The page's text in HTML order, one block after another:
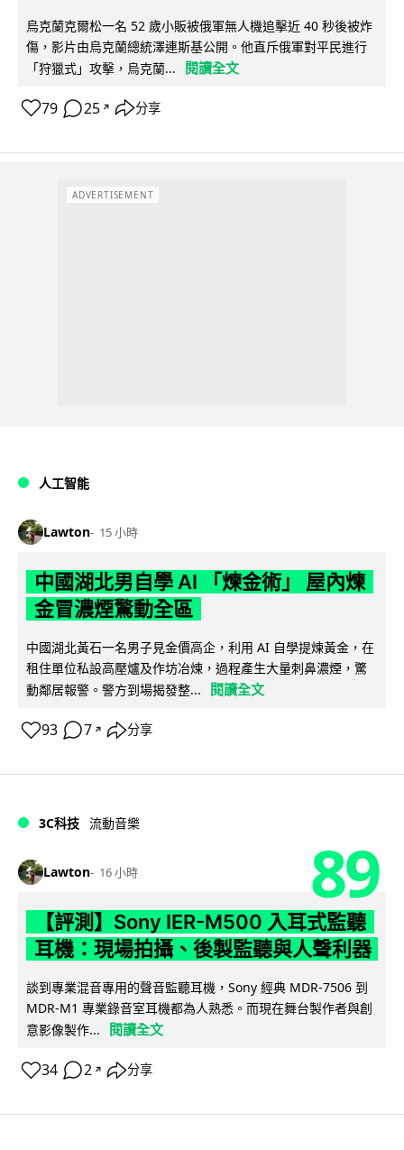
烏克蘭克爾松一名 52 歲小販被俄軍無人機追擊近 40 秒後被炸
傷，影片由烏克蘭總統澤連斯基公開。他直斥俄軍對平民進行
「狩獵式」攻擊，烏克蘭...
閱讀全文
79 25 ↗ 分享
ADVERTISEMENT
人工智能
Lawton 15 小時
中國湖北男自學 AI 「煉金術」 屋內煉
金冒濃煙驚動全區
中國湖北黃石一名男子見金價高企，利用 AI 自學提煉黃金，在
租住單位私設高壓爐及作坊冶煉，過程產生大量刺鼻濃煙，驚
動鄰居報警。警方到場揭發整...
閱讀全文
93 7 ↗ 分享
3C科技 流動音樂
Lawton 16 小時 89
【評測】Sony IER-M500 入耳式監聽
耳機：現場拍攝、後製監聽與人聲利器
談到專業混音專用的聲音監聽耳機，Sony 經典 MDR-7506 到
MDR-M1 專業錄音室耳機都為人熟悉。而現在舞台製作者與創
意影像製作...
閱讀全文
34 2 ↗ 分享